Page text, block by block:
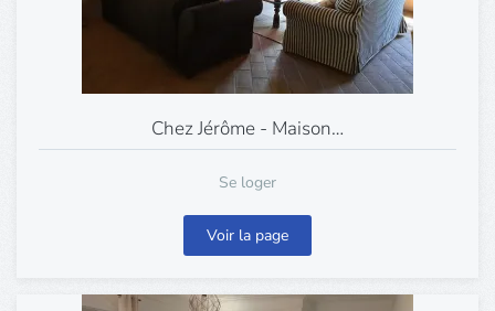
Chez Jérôme - Maison…
Se loger
Voir la page